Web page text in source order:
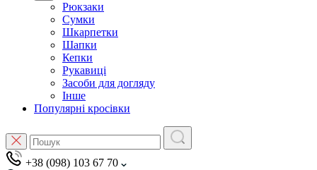
Рюкзаки
Сумки
Шкарпетки
Шапки
Кепки
Рукавиці
Засоби для догляду
Інше
Популярні кросівки
+38 (098) 103 67 70